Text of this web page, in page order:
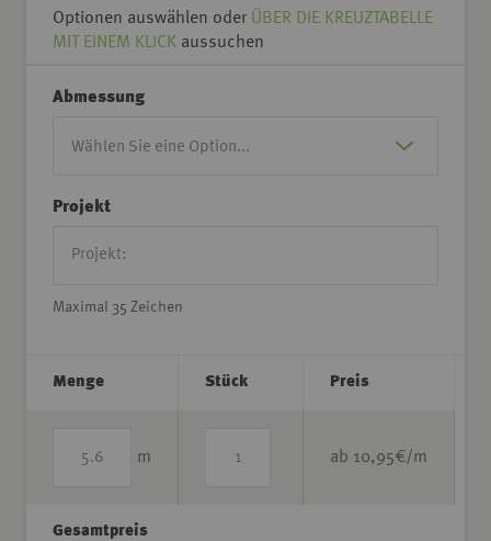
Optionen auswählen oder ÜBER DIE KREUZTABELLE
MIT EINEM KLICK aussuchen
Abmessung
Projekt
Maximal 35 Zeichen
Menge
m
Stück Preis
ab 10,95€/m
Gesamtpreis